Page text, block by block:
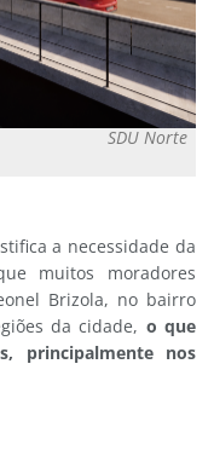
SDU Norte
a necessidade da
muitos moradores
Brizola, no bairro
da cidade, o que
principalmente nos